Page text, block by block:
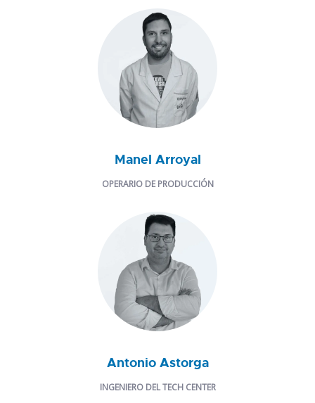
Manel Arroyal
OPERARIO DE PRODUCCIÓN
Antonio Astorga
INGENIERO DEL TECH CENTER